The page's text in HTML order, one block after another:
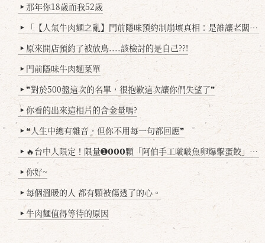
▶ 那年你18歲而我52歲
▶ 「【人氣牛肉麵之亂】門前隱味預約制崩壞真相：是誰讓老闆心灰意冷？」
▶ 原來開店預約了被放鳥....該檢討的是自己??!
▶ 門前隱味牛肉麵菜單
▶ ❞對於500盤這次的名單，很抱歉這次讓你們失望了❞
▶ 你看的出來這相片的含金量嗎?
▶ ❝人生中總有雜音，但你不用每一句都回應❞
▶ 🔥台中人限定！限量➊𝟬𝟬𝟬顆「阿伯手工啵啵魚卵爆擊蛋餃」台北已被搶爆2萬顆，最後名額門前隱味只留給你！🥟💥
▶ 你好~
▶ 每個溫暖的人 都有顆被傷透了的心。
▶ 牛肉麵值得等待的原因